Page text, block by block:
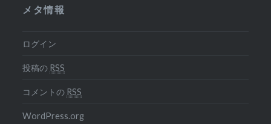
メタ情報
ログイン
投稿の RSS
コメントの RSS
WordPress.org